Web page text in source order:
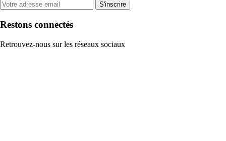
S'inscrire
Restons connectés
Retrouvez-nous sur les réseaux sociaux